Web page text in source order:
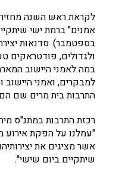
לקראת ראש השנה
בספטמבר). סדנאות
ולגדולים, פודטראקים
במה לאמני היישוב
למבקרים, ואמני
התרבות בית מרים שם הם
רכזת התרבות במתנ"ס
"עמלנו על הפקת אירוע
אשר מציגים את
שיתקיים ביום שישי".